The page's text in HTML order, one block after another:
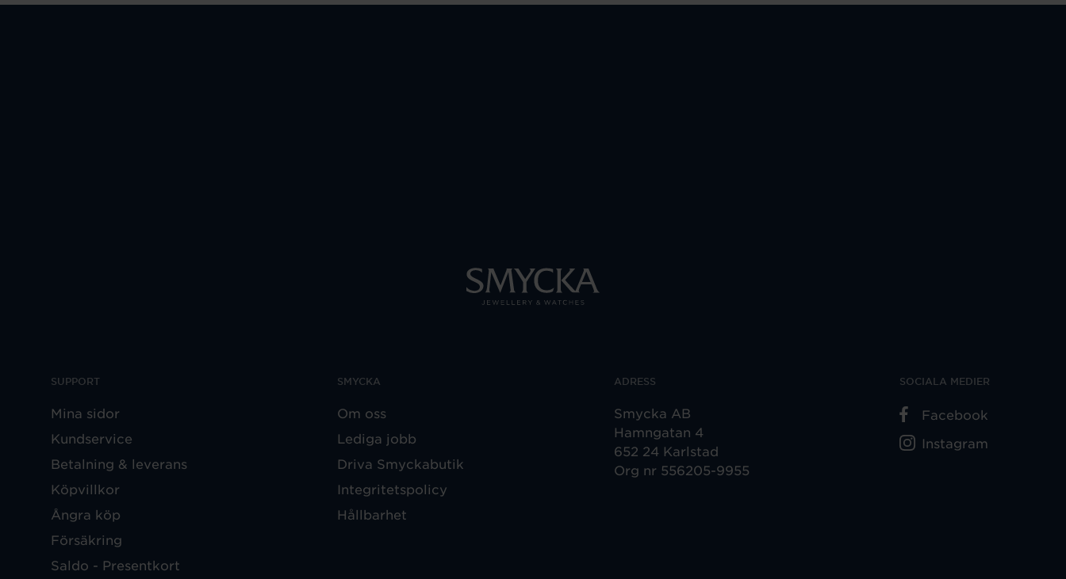
SUPPORT
Mina sidor
Kundservice
Betalning & leverans
Köpvillkor
Ångra köp
Försäkring
Saldo - Presentkort
SMYCKA
Om oss
Lediga jobb
Driva Smyckabutik
Integritetspolicy
Hållbarhet
ADRESS
Smycka AB
Hamngatan 4
652 24 Karlstad
Org nr 556205-9955
SOCIALA MEDIER
Facebook
Instagram